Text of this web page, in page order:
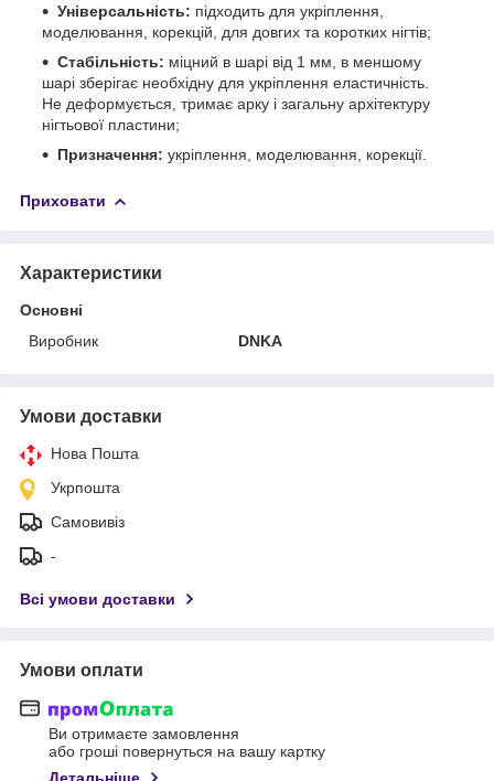
Універсальність: підходить для укріплення,
моделювання, корекцій, для довгих та коротких нігтів;
Стабільність: міцний в шарі від 1 мм, в меншому
шарі зберігає необхідну для укріплення еластичність.
Не деформується, тримає арку і загальну архітектуру
нігтьової пластини;
Призначення: укріплення, моделювання, корекції.
Приховати
Характеристики
Основні
Виробник
DNKA
Умови доставки
Нова Пошта
Укрпошта
Самовивіз
-
Всі умови доставки
Умови оплати
Ви отримаєте замовлення
або гроші повернуться на вашу картку